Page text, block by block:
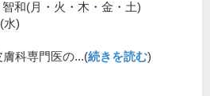
和(月・火・木・金・土)
水)
科専門医の...(続きを読む)